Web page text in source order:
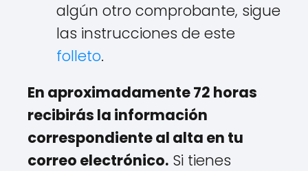
algún otro comprobante, sigue
las instrucciones de este
folleto.
En aproximadamente 72 horas
recibirás la información
correspondiente al alta en tu
correo electrónico. Si tienes